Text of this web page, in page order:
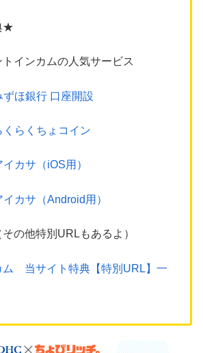
★
インカムの人気サービス
ずほ銀行 口座開設
くらくちょコイン
イカサ（iOS用）
イカサ（Android用）
の他特別URLもあるよ）
ム 当サイト特典【特別URL】一